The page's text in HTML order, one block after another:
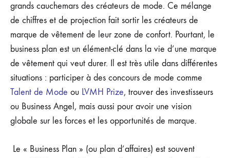
PLAN
UNE
MARQUE
VÊTEMENT
?
grands cauchemars des créateurs de mode. Ce mélange
de chiffres et de projection fait sortir les créateurs de
marque de vêtement de leur zone de confort. Pourtant, le
business plan est un élément-clé dans la vie d’une marque
de vêtement qui veut durer. Il est très utile dans différentes
situations : participer à des concours de mode comme
Talent de Mode ou LVMH Prize, trouver des investisseurs
ou Business Angel, mais aussi pour avoir une vision
globale sur les forces et les opportunités de marque.
Le « Business Plan » (ou plan d’affaires) est souvent